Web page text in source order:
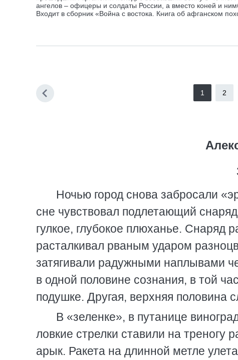
ангелов – офицеры и солдаты России, а вместо коней и
Входит в сборник «Война с востока. Книга об афганском
1 2
Ночью город снова забросали
сне чувствовал подлетающий
гулкое, глубокое плюханье. Снаряд
расталкивал рваным ударом
затягивали радужными наплывами
в одной половине сознания, в той
подушке. Другая, верхняя половина
В «зеленке», в путанице
ловкие стрелки ставили на треногу
арык. Ракета на длинной метле